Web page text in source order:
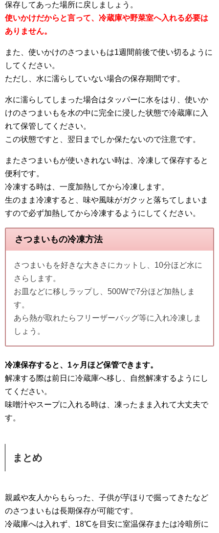
保存してあった場所に戻しましょう。
使いかけだからと言って、冷蔵庫や野菜室へ入れる必要は
ありません。
また、使いかけのさつまいもは1週間前後で使い切るように
してください。
ただし、水に濡らしていない場合の保存期間です。
水に濡らしてしまった場合はタッパーに水をはり、使いか
けのさつまいもを水の中に完全に浸した状態で冷蔵庫に入
れて保管してください。
この状態ですと、翌日までしか保たないので注意です。
またさつまいもが使いきれない時は、冷凍して保存すると
便利です。
冷凍する時は、一度加熱してから冷凍します。
生のまま冷凍すると、味や風味がガクッと落ちてしまいま
すので必ず加熱してから冷凍するようにしてください。
さつまいもの冷凍方法
さつまいもを好きな大きさにカットし、10分ほど水に
さらします。
お皿などに移しラップし、500Wで7分ほど加熱しま
す。
あら熱が取れたらフリーザーバッグ等に入れ冷凍しま
しょう。
冷凍保存すると、1ヶ月ほど保管できます。
解凍する際は前日に冷蔵庫へ移し、自然解凍するようにし
てください。
味噌汁やスープに入れる時は、凍ったまま入れて大丈夫で
す。
まとめ
親戚や友人からもらった、子供が芋ほりで掘ってきたなど
のさつまいもは長期保存が可能です。
冷蔵庫へは入れず、18℃を目安に室温保存または冷暗所に